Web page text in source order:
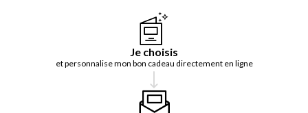
Je choisis
et personnalise mon bon cadeau directement en ligne